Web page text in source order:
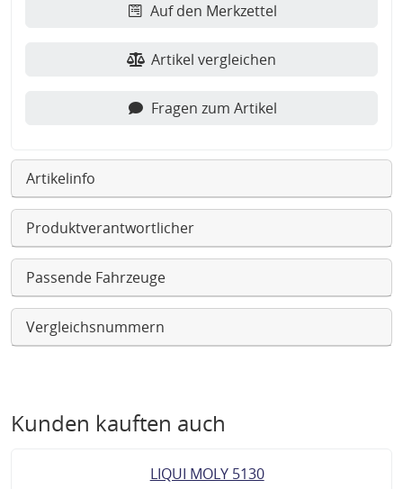
Auf den Merkzettel
Artikel vergleichen
Fragen zum Artikel
Artikelinfo
Produktverantwortlicher
Passende Fahrzeuge
Vergleichsnummern
Kunden kauften auch
LIQUI MOLY 5130